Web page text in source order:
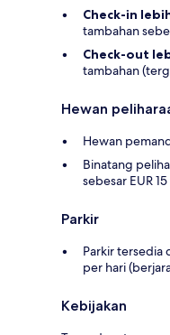
Check-in
tambahan
Check-out
tambahan
Hewan
Hewan
Binatang
sebesar EUR
Parkir
Parkir tersedia
per hari
Kebijakan